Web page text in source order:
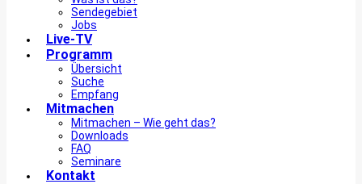
Sendegebiet
Jobs
Live-TV
Programm
Übersicht
Suche
Empfang
Mitmachen
Mitmachen – Wie geht das?
Downloads
FAQ
Seminare
Kontakt